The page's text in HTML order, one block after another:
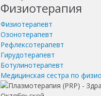
Физиотерапия
Физиотерапевт
Озонотерапевт
Рефлексотерапевт
Гирудотерапевт
Ботулинотерапевт
Медицинская сестра по